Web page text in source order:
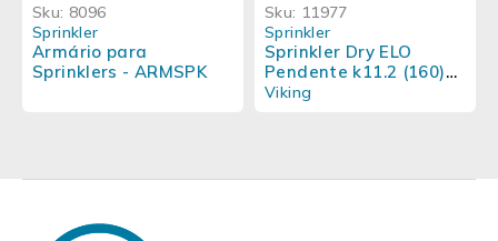
Sku: 8096
Sprinkler
Armário para
Sprinklers - ARMSPK
Sku: 11977
Sprinkler
Sprinkler Dry ELO
Pendente k11.2 (160)
Resposta Padrao -
Viking